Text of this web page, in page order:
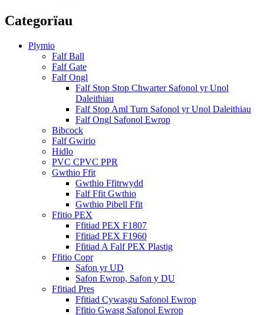
Categorïau
Plymio
Falf Ball
Falf Gate
Falf Ongl
Falf Stop Stop Chwarter Safonol yr Unol
Daleithiau
Falf Stop Aml Turn Safonol yr Unol Daleithiau
Falf Ongl Safonol Ewrop
Bibcock
Falf Gwirio
Hidlo
PVC CPVC PPR
Gwthio Ffit
Gwthio Ffitrwydd
Falf Ffit Gwthio
Gwthio Pibell Ffit
Ffitio PEX
Ffitiad PEX F1807
Ffitiad PEX F1960
Ffitiad A Falf PEX Plastig
Ffitio Copr
Safon yr UD
Safon Ewrop, Safon y DU
Ffitiad Pres
Ffitiad Cywasgu Safonol Ewrop
Ffitio Gwasg Safonol Ewrop